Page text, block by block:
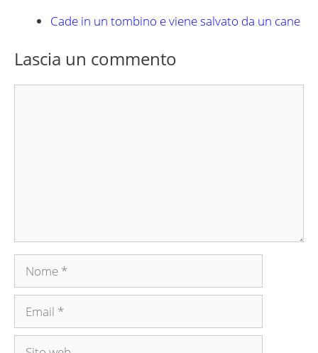
Cade in un tombino e viene salvato da un cane
Lascia un commento
Nome
Email
Sito